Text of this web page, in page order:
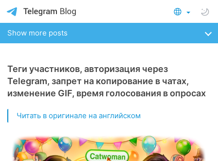
Show more posts
Теги участников, авторизация через
Telegram, запрет на копирование в чатах,
изменение GIF, время голосования в опросах
Читать в оригинале на английском